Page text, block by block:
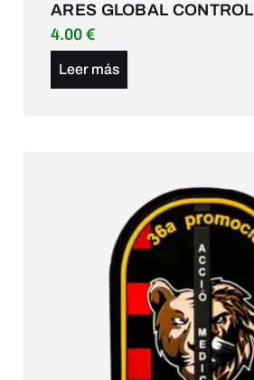
ARES GLOBAL CONTROL
4.00 €
Leer más